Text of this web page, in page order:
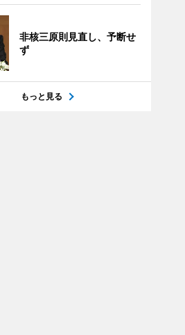
非核三原則見直し、予断せ
ず
もっと見る